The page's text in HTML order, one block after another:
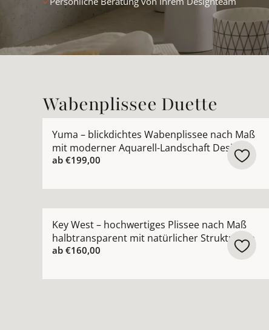
Wabenplissee Duette
Yuma – blickdichtes Wabenplissee nach Maß
mit moderner Aquarell-Landschaft Design
ab €199,00
Key West – hochwertiges Plissee nach Maß
halbtransparent mit natürlicher Struktur Jab
ab €160,00